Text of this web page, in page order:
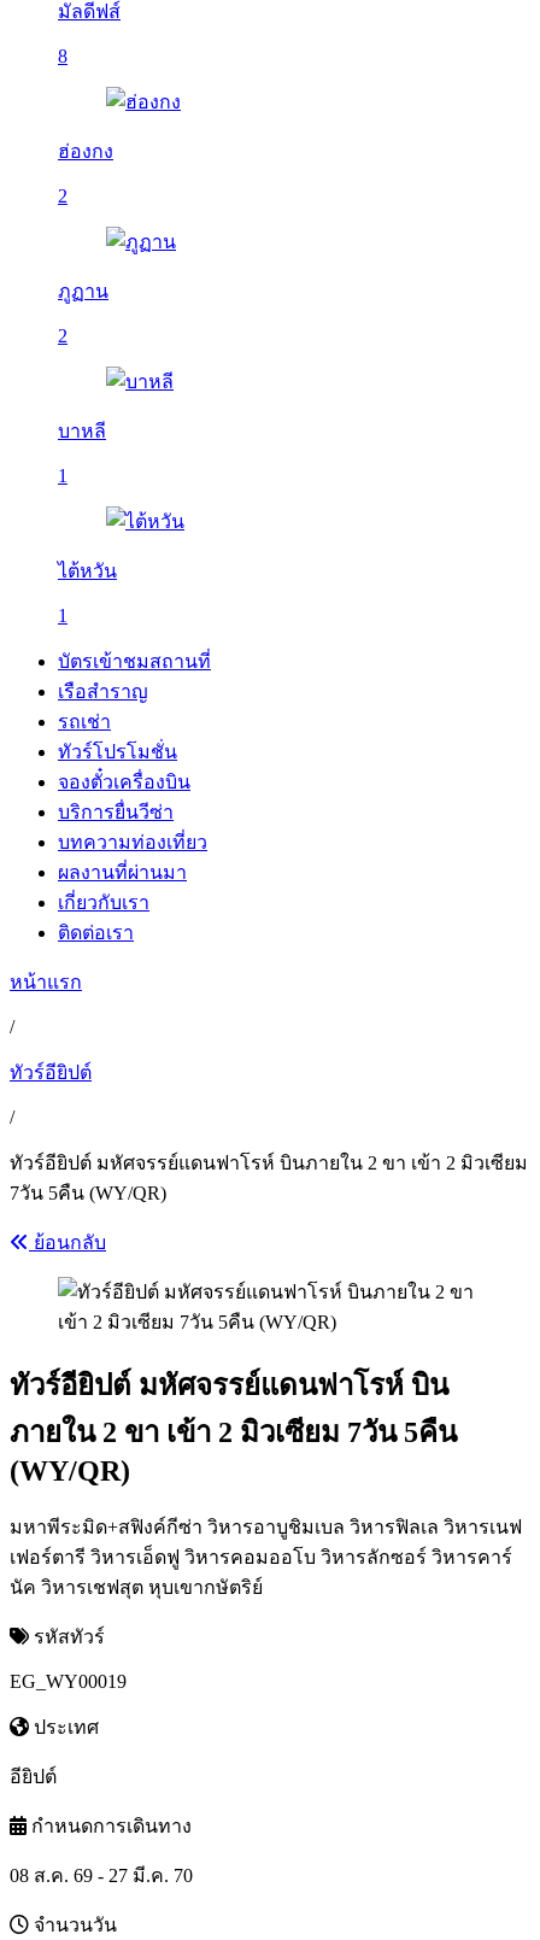
มัลดีฟส์
8
ฮ่องกง
2
ภูฏาน
2
บาหลี
1
ไต้หวัน
1
บัตรเข้าชมสถานที่
เรือสำราญ
รถเช่า
ทัวร์โปรโมชั่น
จองตั๋วเครื่องบิน
บริการยื่นวีซ่า
บทความท่องเที่ยว
ผลงานที่ผ่านมา
เกี่ยวกับเรา
ติดต่อเรา
หน้าแรก
/
ทัวร์อียิปต์
/
ทัวร์อียิปต์ มหัศจรรย์แดนฟาโรห์ บินภายใน 2 ขา เข้า 2 มิวเซียม
7วัน 5คืน (WY/QR)
ย้อนกลับ
ทัวร์อียิปต์ มหัศจรรย์แดนฟาโรห์ บิน
ภายใน 2 ขา เข้า 2 มิวเซียม 7วัน 5คืน
(WY/QR)
มหาพีระมิด+สฟิงค์กีซ่า วิหารอาบูชิมเบล วิหารฟิลเล วิหารเนฟ
เฟอร์ตารี วิหารเอ็ดฟู วิหารคอมออโบ วิหารลักซอร์ วิหารคาร์
นัค วิหารเชฟสุต หุบเขากษัตริย์
รหัสทัวร์
EG_WY00019
ประเทศ
อียิปต์
กำหนดการเดินทาง
08 ส.ค. 69 - 27 มี.ค. 70
จำนวนวัน